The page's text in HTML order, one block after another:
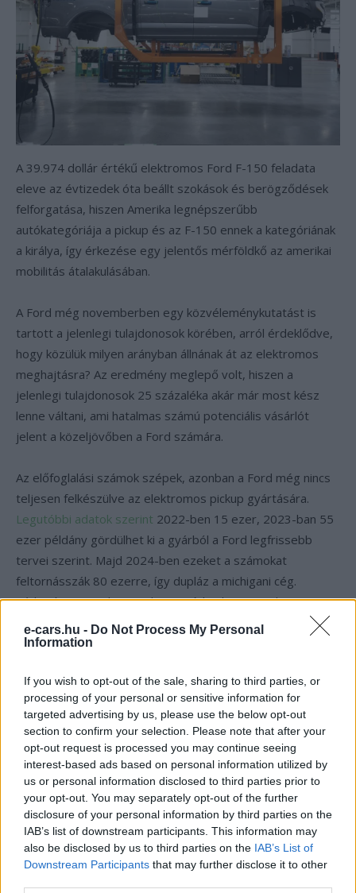
e-cars.hu - Do Not Process My Personal
Information
If you wish to opt-out of the sale, sharing to third parties, or
processing of your personal or sensitive information for
targeted advertising by us, please use the below opt-out
section to confirm your selection. Please note that after your
opt-out request is processed you may continue seeing
interest-based ads based on personal information utilized by
us or personal information disclosed to third parties prior to
your opt-out. You may separately opt-out of the further
disclosure of your personal information by third parties on the
IAB’s list of downstream participants. This information may
also be disclosed by us to third parties on the IAB’s List of
Downstream Participants that may further disclose it to other
A 39.974 dollár értékű elektromos Ford F-150 feladata
eleve az évtizedek óta beállt szokások és berögződések
felforgatása, hiszen Amerika legnépszerűbb
autókategóriája a pickup és az F-150 ennek a kategóriának
a királya, így érkezése egy jelentős mérföldkő az amerikai
mobilitás átalakulásában.
A Ford még novemberben egy közvéleménykutatást is
tartott a jelenlegi tulajdonosok körében, arról érdeklődve,
hogy közülük milyen arányban állnának át az elektromos
meghajtásra? Az eredmény meglepő volt, hiszen a
jelenlegi tulajdonosok 25 százaléka akár már most kész
lenne váltani, ami hatalmas számú potenciális vásárlót
jelent a közeljövőben a Ford számára.
Az előfoglalási számok szépek, azonban a Ford még nincs
teljesen felkészülve az elektromos pickup gyártására.
Legutóbbi adatok szerint 2022-ben 15 ezer, 2023-ban 55
ezer példány gördülhet ki a gyárból a Ford legfrissebb
tervei szerint. Majd 2024-ben ezeket a számokat
feltornásszák 80 ezerre, így dupláz a michigani cég.
Várhatóan 2025-ben pedig megérkezhet a Ford F-150
második generációja melyből akár évi 160 ezer példány is
készülhet. A cél elérése érdekében a Ford további 850
ismerő személy és beszállító.
Kövesd az e-cars.hu-t a Facebookon is, további
tartalmakért!
CÍMKÉK Eladási statisztika
Elektromos autó
elektromos pickup
Előrendelés Ford ford F-150 Lightning